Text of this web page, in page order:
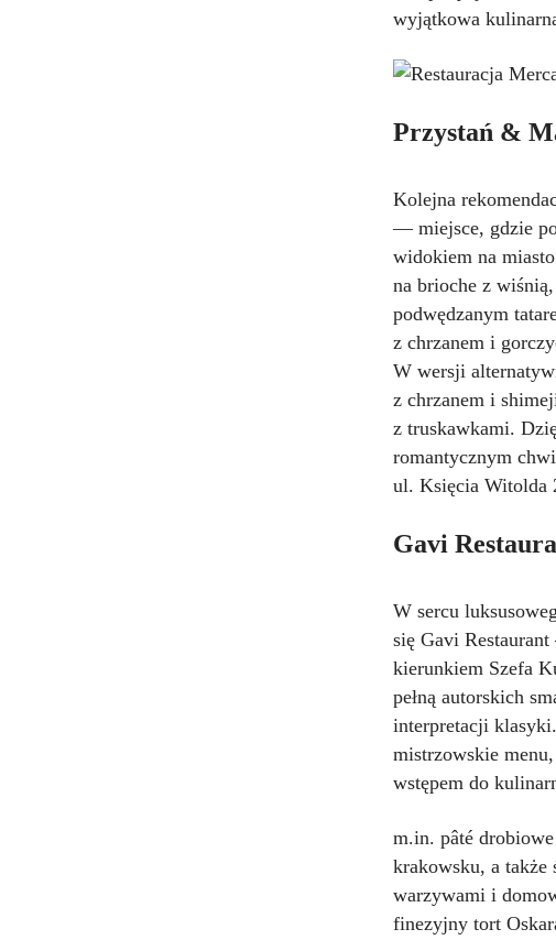
wyjątkowa
Przystań &
Kolejna
— miejsce, gdzie
widokiem na
na brioche z
podwędzanym
z chrzanem i
W wersji
z chrzanem i
z truskawkami.
romantycznym
ul. Księcia Witolda
Gavi
W sercu
się Gavi
kierunkiem Szefa
pełną autorskich
interpretacji
mistrzowskie
wstępem do
m.in. pâté
krakowsku, a także
warzywami i
finezyjny tort